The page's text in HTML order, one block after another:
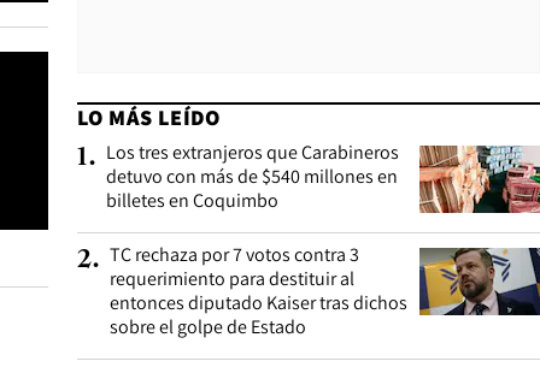
LO MÁS LEÍDO
1. Los tres extranjeros que Carabineros
detuvo con más de $540 millones en
billetes en Coquimbo
2. TC rechaza por 7 votos contra 3
requerimiento para destituir al
entonces diputado Kaiser tras dichos
sobre el golpe de Estado